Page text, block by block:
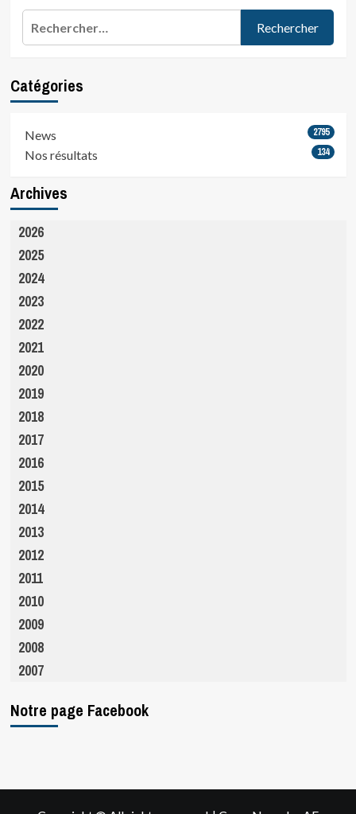
Catégories
News 2795
Nos résultats 134
Archives
2026
2025
2024
2023
2022
2021
2020
2019
2018
2017
2016
2015
2014
2013
2012
2011
2010
2009
2008
2007
Notre page Facebook